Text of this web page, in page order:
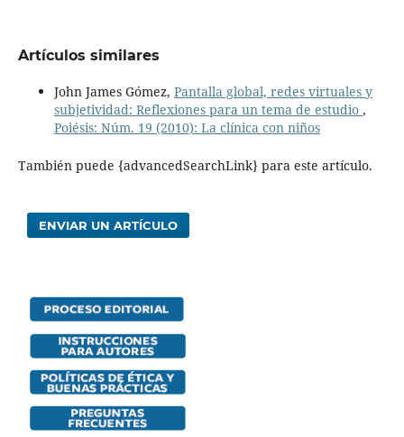
Artículos similares
John James Gómez, Pantalla global, redes virtuales y
subjetividad: Reflexiones para un tema de estudio ,
Poiésis: Núm. 19 (2010): La clínica con niños
También puede {advancedSearchLink} para este artículo.
ENVIAR UN ARTÍCULO